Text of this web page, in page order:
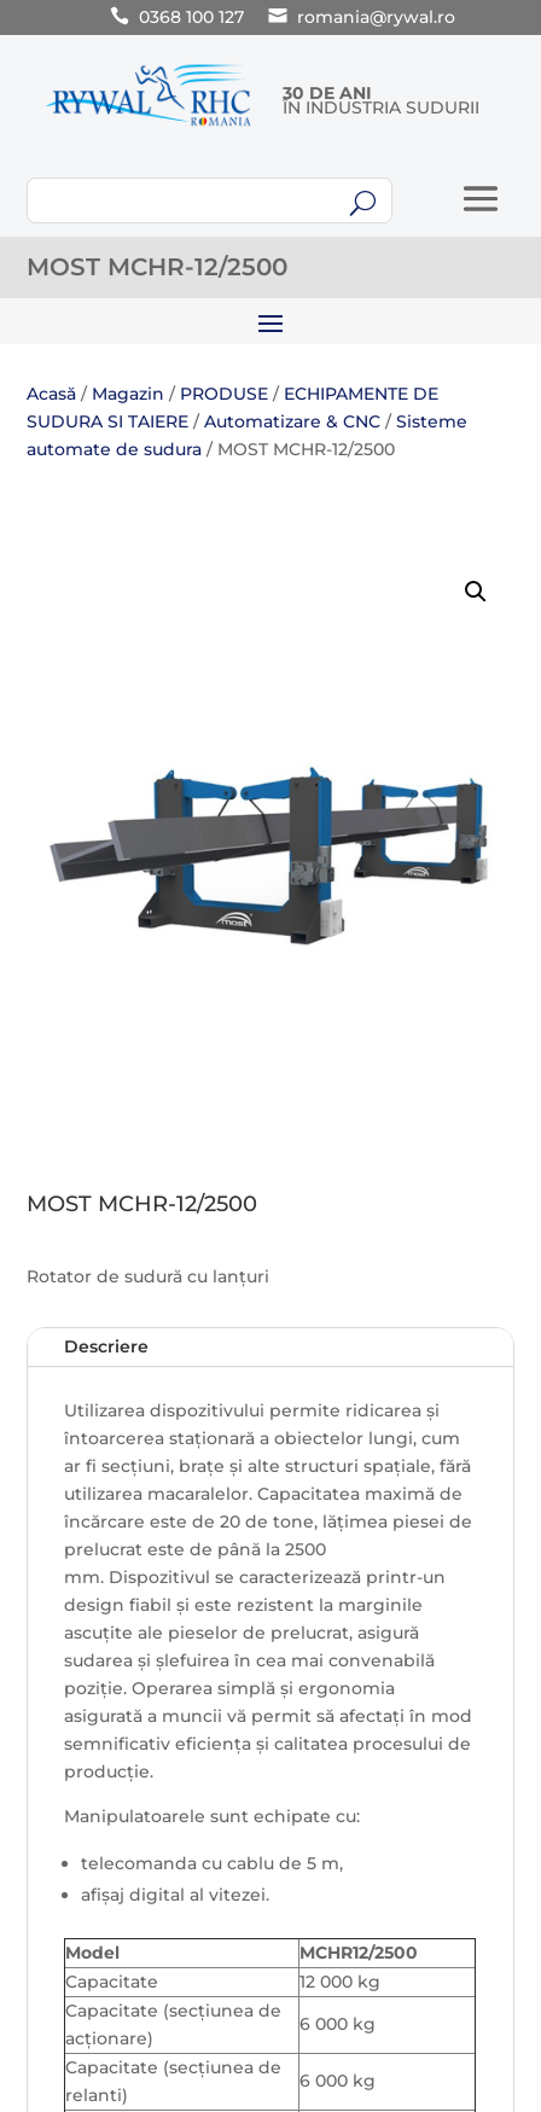
0368 100 127 romania@rywal.ro
30 DE ANI
ÎN INDUSTRIA SUDURII
U
MOST MCHR-12/2500
Acasă / Magazin / PRODUSE / ECHIPAMENTE DE
SUDURA SI TAIERE /Automatizare & CNC /Sisteme
automate de sudura / MOST MCHR-12/2500
MOST MCHR-12/2500
Rotator de sudură cu lanțuri
Descriere
Utilizarea dispozitivului permite ridicarea și
întoarcerea staționară a obiectelor lungi, cum
ar fi secțiuni, brațe și alte structuri spațiale, fără
utilizarea macaralelor. Capacitatea maximă de
încărcare este de 20 de tone, lățimea piesei de
prelucrat este de până la 2500
mm. Dispozitivul se caracterizează printr-un
design fiabil și este rezistent la marginile
ascuțite ale pieselor de prelucrat, asigură
sudarea și șlefuirea în cea mai convenabilă
poziție. Operarea simplă și ergonomia
asigurată a muncii vă permit să afectați în mod
semnificativ eficiența și calitatea procesului de
producție.
Manipulatoarele sunt echipate cu:
telecomanda cu cablu de 5 m,
afișaj digital al vitezei.
Model
MCHR12/2500
Capacitate
12 000 kg
Capacitate (secțiunea de
acționare)
6 000 kg
Capacitate (secțiunea de
relanti)
6 000 kg